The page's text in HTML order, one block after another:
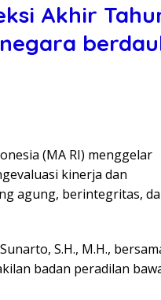
Akhir
(MA RI) menggelar
kinerja dan
agung, berintegritas,
S.H., M.H.,
badan peradilan